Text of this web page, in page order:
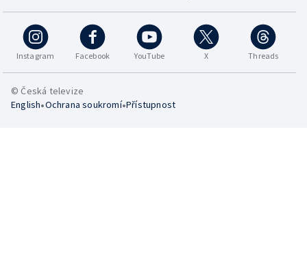
Instagram Facebook YouTube X Threads
© Česká televize
English•Ochrana soukromí•Přístupnost